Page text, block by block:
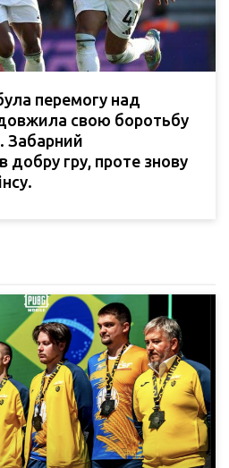
перемогу над
свою боротьбу
Забарний
добру гру, проте знову